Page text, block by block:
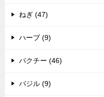
ねぎ (47)
ハーブ (9)
パクチー (46)
バジル (9)